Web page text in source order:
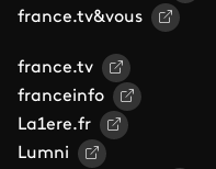
france.tv&vous
france.tv
franceinfo
La1ere.fr
Lumni